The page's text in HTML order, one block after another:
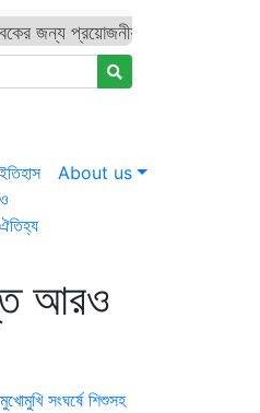
জন্য প্রয়োজনীয় ভিটামিন ও পুষ্টি
বৈঠক
ইতিহাস
ও
ঐতিহ্য
About us
আরও
সংঘর্ষে শিশুসহ